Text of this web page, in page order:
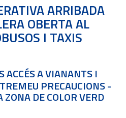
ARRIBADA
OBERTA AL
I TAXIS
ACCÉS A VIANANTS I
PRECAUCIONS -
ZONA DE COLOR VERD